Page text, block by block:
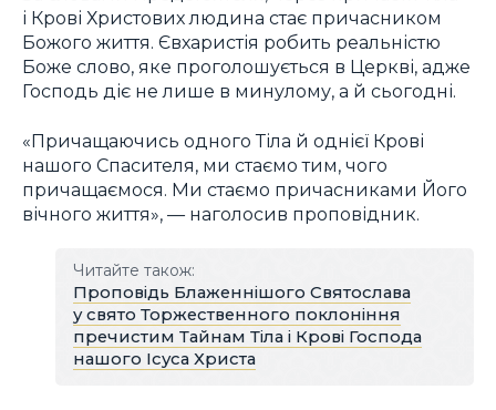
і Крові Христових людина стає причасником
Божого життя. Євхаристія робить реальністю
Боже слово, яке проголошується в Церкві, адже
Господь діє не лише в минулому, а й сьогодні.
«Причащаючись одного Тіла й однієї Крові
нашого Спасителя, ми стаємо тим, чого
причащаємося. Ми стаємо причасниками Його
вічного життя», — наголосив проповідник.
Читайте також:
Проповідь Блаженнішого Святослава
у свято Торжественного поклоніння
пречистим Тайнам Тіла і Крові Господа
нашого Ісуса Христа